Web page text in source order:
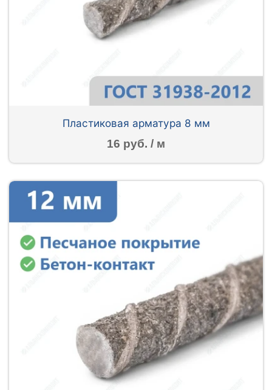
Пластиковая арматура 8 мм
16 руб. / м